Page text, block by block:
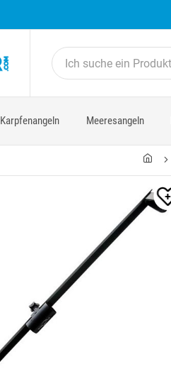
Karpfenangeln Meeresangeln